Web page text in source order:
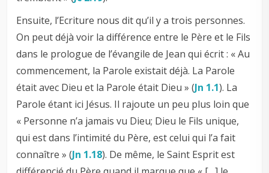
Ensuite, l’Ecriture nous dit qu’il y a trois personnes.
On peut déjà voir la différence entre le Père et le Fils
dans le prologue de l’évangile de Jean qui écrit : « Au
commencement, la Parole existait déjà. La Parole
était avec Dieu et la Parole était Dieu » (Jn 1.1). La
Parole étant ici Jésus. Il rajoute un peu plus loin que
« Personne n’a jamais vu Dieu; Dieu le Fils unique,
qui est dans l’intimité du Père, est celui qui l’a fait
connaître » (Jn 1.18). De même, le Saint Esprit est